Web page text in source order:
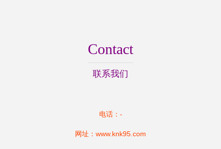
Contact
联系我们
电话：-
网址： www.knk95.com